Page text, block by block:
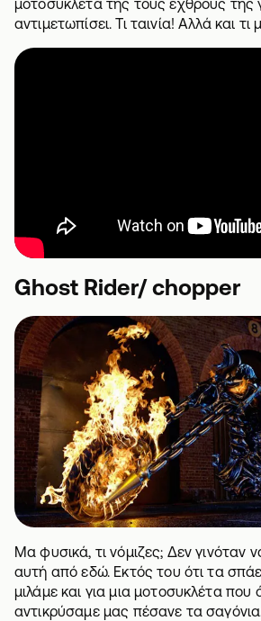
μοτοσυκλέτα της τους εχθρούς της
αντιμετωπίσει. Τι ταινία! Αλλά και τι
Ghost Rider/ chopper
Μα φυσικά, τι νόμιζες; Δεν γινόταν
αυτή από εδώ. Εκτός του ότι τα
μιλάμε και για μια μοτοσυκλέτα που
αντικρύσαμε μας πέσανε τα